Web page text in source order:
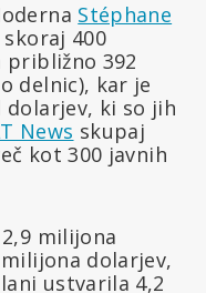
Stéphane
400
392
delnic), kar je
ki so jih
News skupaj
kot 300 javnih
milijona
dolarjev,
ustvarila 4,2